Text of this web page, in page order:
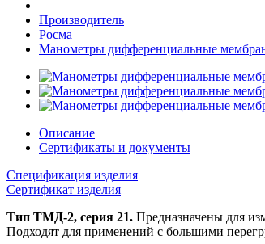
Производитель
Росма
Манометры дифференциальные
Описание
Сертификаты и документы
Спецификация изделия
Сертификат изделия
Тип ТМД-2, серия 21. Предназначены для
Подходят для применений с большими